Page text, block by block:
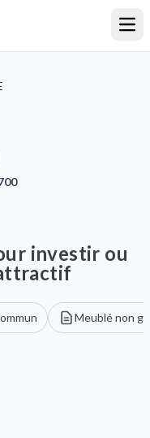
investir ou
Meublé non